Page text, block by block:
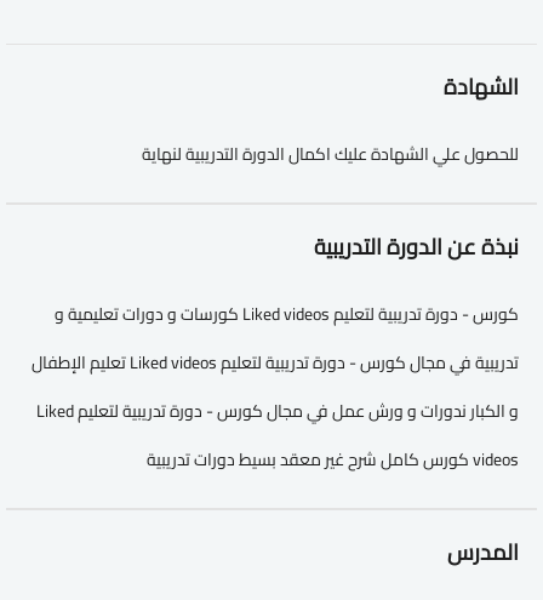
الشهادة
للحصول علي الشهادة عليك اكمال الدورة التدريبية لنهاية
نبذة عن الدورة التدريبية
كورس - دورة تدريبية لتعليم Liked videos كورسات و دورات تعليمية و
تدريبية في مجال كورس - دورة تدريبية لتعليم Liked videos تعليم الإطفال
و الكبار ندورات و ورش عمل في مجال كورس - دورة تدريبية لتعليم Liked
videos كورس كامل شرح غير معقد بسيط دورات تدريبية
المدرس